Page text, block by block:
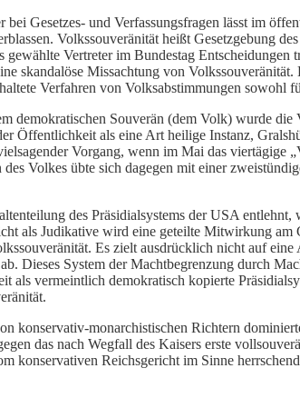
Gesetzes- und Verfassungsfragen lässt im
Volkssouveränität heißt Gesetzgebung
Vertreter im Bundestag
skandalöse Missachtung von
Verfahren von Volksabstimmungen sowohl
Souverän (dem Volk) wurde
Öffentlichkeit als eine Art heilige Instanz,
Vorgang, wenn im Mai das viertägige
Volkes übte sich dagegen mit einer
des Präsidialsystems der USA
als Judikative wird eine geteilte Mitwirkung am
Es zielt ausdrücklich nicht auf
Dieses System der Machtbegrenzung durch
als vermeintlich demokratisch kopierte
konservativ-monarchistischen Richtern
das nach Wegfall des Kaisers erste
konservativen Reichsgericht im Sinne